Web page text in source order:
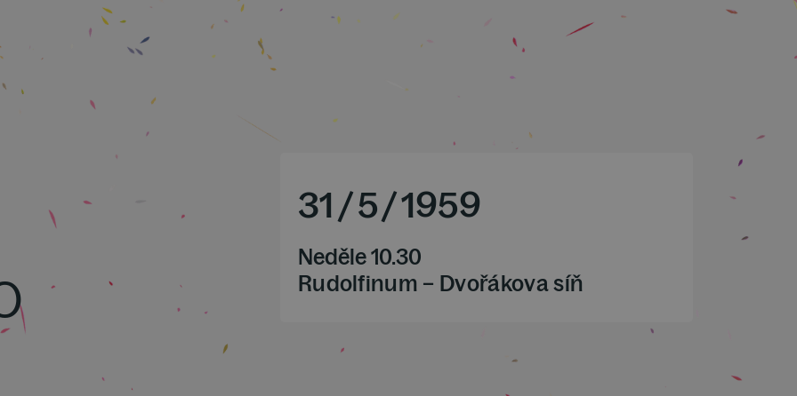
31/5/1959
Neděle 10.30
Rudolfinum – Dvořákova síň